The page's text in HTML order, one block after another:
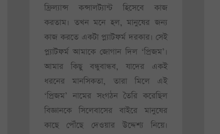
ফ্রিল্যান্স কন্সালট্যান্ট হিসেবে কাজ
করতাম। তখন মনে হল, মানুষের জন্য
কাজ করতে একটা প্ল্যাটফর্ম দরকার। সেই
প্ল্যাটফর্ম আমাকে জোগান দিল ‘প্রিজম’।
আমার কিছু বন্ধুবান্ধব, যাদের একই
ধরনের মানসিকতা, তারা মিলে এই
‘প্রিজম’ নামের সংগঠন তৈরি করেছিল
বিজ্ঞানকে সিলেবাসের বাইরে মানুষের
কাছে পৌঁছে দেওয়ার উদ্দেশ্য নিয়ে।